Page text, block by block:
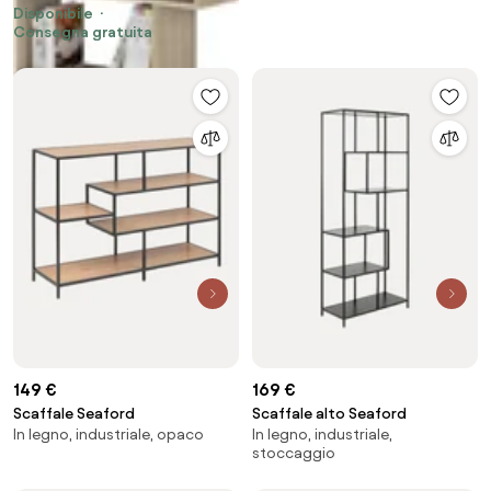
Disponibile
Consegna gratuita
149 €
Scaffale Seaford
In legno, industriale, opaco
169 €
Scaffale alto Seaford
In legno, industriale,
stoccaggio